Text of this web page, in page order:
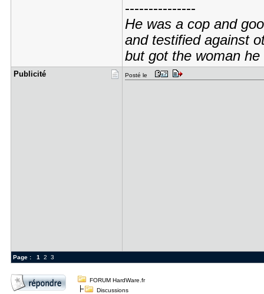
---------------
He was a cop and
and testified against
but got the woman
Publicité Posté le
Page : 1 2 3
FORUM HardWare.fr
Discussions